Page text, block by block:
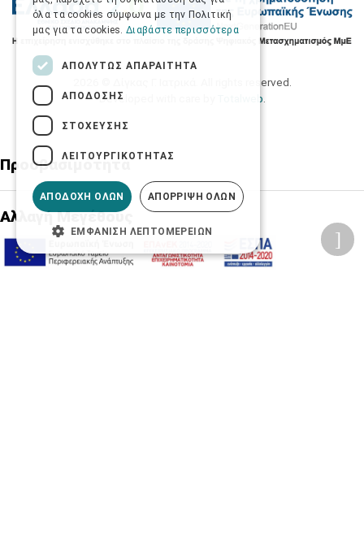
2026 © Δίγκας Γ. Ιατρικά. All rights reserved.
Developed with care by
Totalweb.
Προσβασιμότητα
Αλλαγή Μεγέθους
A- A+
A
όλα τα cookies σύμφωνα με την Πολιτική
μας για τα cookies. Διαβάστε περισσότερα
ΑΠΟΛΎΤΩΣ ΑΠΑΡΑΊΤΗΤΑ
ΑΠΌΔΟΣΗΣ
ΣΤΌΧΕΥΣΗΣ
ΛΕΙΤΟΥΡΓΙΚΌΤΗΤΑΣ
ΑΠΟΔΟΧΉ ΌΛΩΝ ΑΠΌΡΡΙΨΗ ΌΛΩΝ
ΕΜΦΆΝΙΣΗ ΛΕΠΤΟΜΕΡΕΙΏΝ